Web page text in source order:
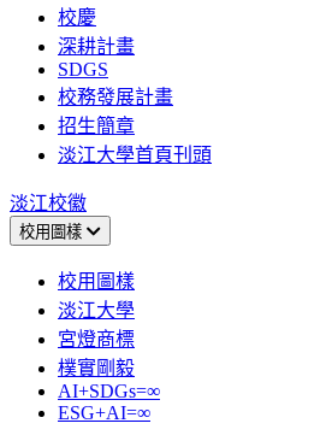
校慶
深耕計畫
SDGS
校務發展計畫
招生簡章
淡江大學首頁刊頭
淡江校徽
校用圖樣
校用圖樣
淡江大學
宮燈商標
樸實剛毅
AI+SDGs=∞
ESG+AI=∞